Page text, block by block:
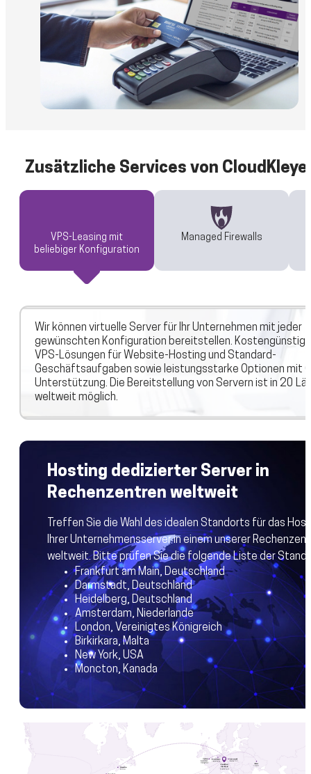
Zusätzliche Services von
VPS-Leasing mit
beliebiger Konfiguration
Managed Firewalls
Wir können virtuelle Server für Ihr Unternehmen mit jeder
gewünschten Konfiguration bereitstellen. Kostengünstige
VPS-Lösungen für Website-Hosting und Standard-
Geschäftsaufgaben sowie leistungsstarke Optionen mit
Unterstützung. Die Bereitstellung von Servern ist in 20
weltweit möglich.
Hosting dedizierter Server in
Rechenzentren weltweit
Treffen Sie die Wahl des idealen Standorts für das
Ihrer Unternehmensserver in einem unserer
weltweit. Bitte prüfen Sie die folgende Liste der
Frankfurt am Main, Deutschland
Darmstadt, Deutschland
Heidelberg, Deutschland
Amsterdam, Niederlande
London, Vereinigtes Königreich
Birkirkara, Malta
New York, USA
Moncton, Kanada